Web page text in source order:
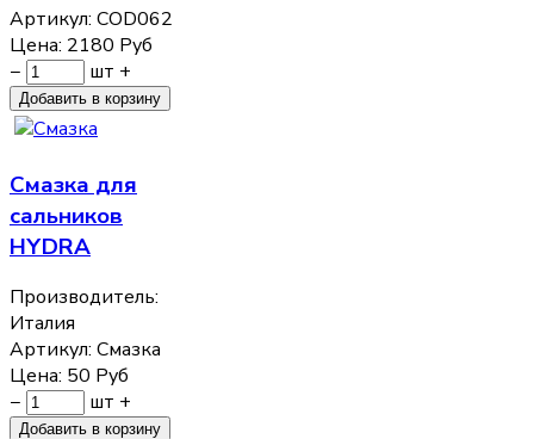
Артикул: COD062
Цена: 2180 Руб
−
шт +
Смазка для
сальников
HYDRA
Производитель:
Италия
Артикул: Смазка
Цена: 50 Руб
−
шт +